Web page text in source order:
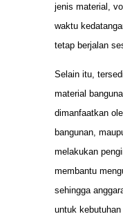
jenis material,
waktu
tetap berjalan
Selain itu,
material
dimanfaatkan
bangunan,
melakukan
membantu
sehingga
untuk